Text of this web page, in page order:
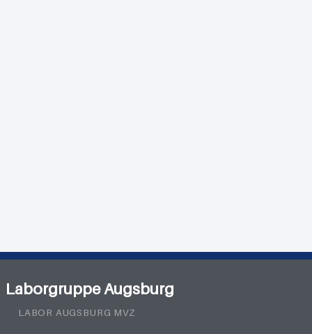
Laborgruppe Augsburg
LABOR AUGSBURG MVZ